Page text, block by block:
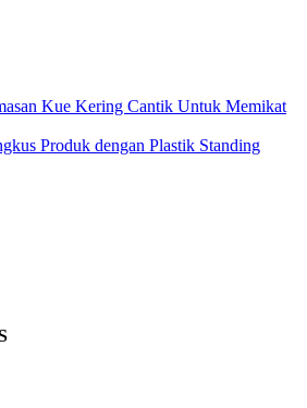
Kue Kering Cantik Untuk Memikat
Produk dengan Plastik Standing